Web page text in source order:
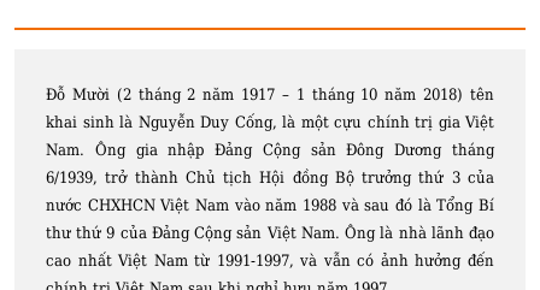
Đỗ Mười (2 tháng 2 năm 1917 – 1 tháng 10 năm 2018) tên
khai sinh là Nguyễn Duy Cống, là một cựu chính trị gia Việt
Nam. Ông gia nhập Đảng Cộng sản Đông Dương tháng
6/1939, trở thành Chủ tịch Hội đồng Bộ trưởng thứ 3 của
nước CHXHCN Việt Nam vào năm 1988 và sau đó là Tổng Bí
thư thứ 9 của Đảng Cộng sản Việt Nam. Ông là nhà lãnh đạo
cao nhất Việt Nam từ 1991-1997, và vẫn có ảnh hưởng đến